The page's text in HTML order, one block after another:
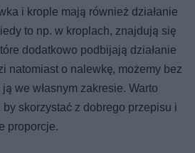
i krople mają również działanie
to np. w kroplach, znajdują się
dodatkowo podbijają działanie
natomiast o nalewkę, możemy bez
we własnym zakresie. Warto
skorzystać z dobrego przepisu i
proporcje.